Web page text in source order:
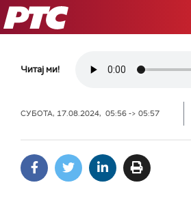
РТС
Читај ми!
СУБОТА, 17.08.2024, 05:56 -> 05:57